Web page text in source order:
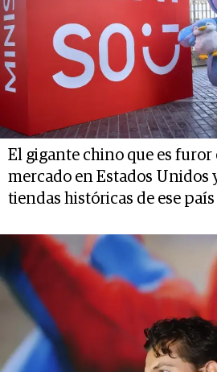
El gigante chino que es
mercado en Estados Unidos
tiendas históricas de ese país